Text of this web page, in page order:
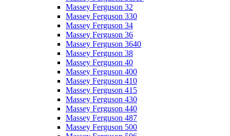
Massey Ferguson 32
Massey Ferguson 330
Massey Ferguson 34
Massey Ferguson 36
Massey Ferguson 3640
Massey Ferguson 38
Massey Ferguson 40
Massey Ferguson 400
Massey Ferguson 410
Massey Ferguson 415
Massey Ferguson 430
Massey Ferguson 440
Massey Ferguson 487
Massey Ferguson 500